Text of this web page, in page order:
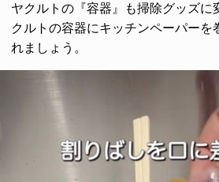
ヤクルトの『容器』も掃除グッズに
クルトの容器にキッチンペーパーを
れましょう。